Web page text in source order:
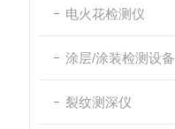
电火花检测仪
涂层/涂装检测设备
裂纹测深仪